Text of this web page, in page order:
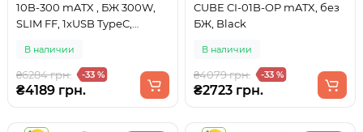
10B-300 mATX , БЖ 300W,
SLIM FF, 1xUSB TypeC,
В наличии
₴6284 грн. -33 %
₴4189 грн.
CUBE CI-01B-OP mATX, без
БЖ, Black
В наличии
₴4079 грн. -33 %
₴2723 грн.